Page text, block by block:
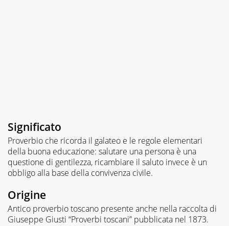
Significato
Proverbio che ricorda il galateo e le regole elementari
della buona educazione: salutare una persona è una
questione di gentilezza, ricambiare il saluto invece è un
obbligo alla base della convivenza civile.
Origine
Antico proverbio toscano presente anche nella raccolta di
Giuseppe Giusti “Proverbi toscani” pubblicata nel 1873.